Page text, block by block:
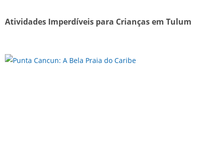
Atividades Imperdíveis para Crianças em Tulum